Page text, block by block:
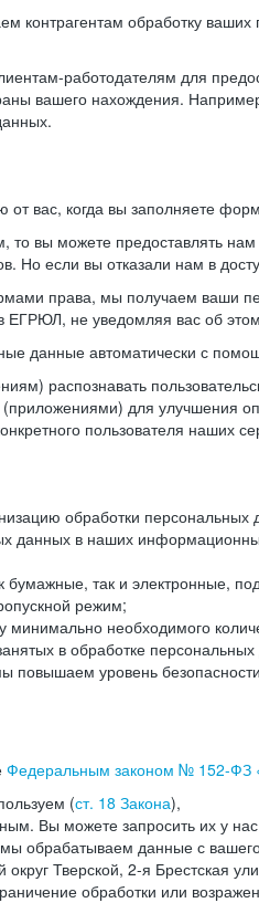
контрагентам обработку
работодателям для
вашего нахождения.
вас, когда вы заполняете
вы можете предоставлять
Но если вы отказали нам в
права, мы получаем ваши
ЕГРЮЛ, не уведомляя вас об
данные автоматически с
распознавать
(приложениями) для
пользователя наших
обработки персональных
данных в наших
так и электронные,
режим;
необходимого
в обработке
уровень
Федеральным законом № 152-ФЗ
(ст. 18 Закона),
Вы можете запросить их у
обрабатываем данные с
округ Тверской, 2-я
обработки или